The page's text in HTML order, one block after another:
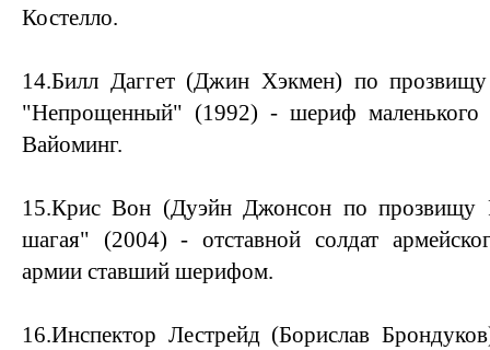
Костелло.
14.Билл Даггет (Джин Хэкмен) по
"Непрощенный" (1992) - шериф маленького
Вайоминг.
15.Крис Вон (Дуэйн Джонсон по
шагая" (2004) - отставной солдат
армии ставший шерифом.
16.Инспектор Лестрейд (Борислав